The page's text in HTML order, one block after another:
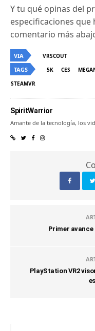
Y tu qué opinas del
especificaciones
comentario más
VIA VRSCOUT
TAGS 5K CES
STEAMVR
SpiritWarrior
Amante de la tecnología, los
Primer avance
PlayStation VR2